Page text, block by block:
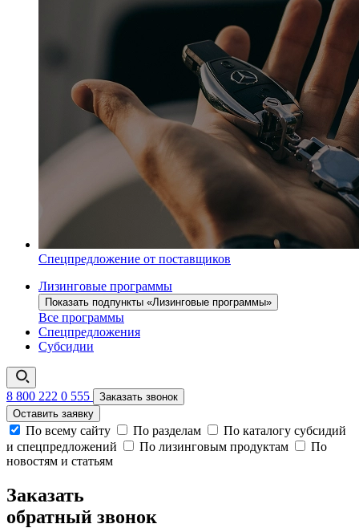
Спецпредложение от поставщиков
Лизинговые программы
Показать подпункты «Лизинговые программы»
Все программы
Спецпредложения
Субсидии
8 800 222 0 555
Заказать звонок
Оставить заявку
По всему сайту По разделам
По каталогу субсидий
и спецпредложений
По лизинговым продуктам
По
новостям и статьям
Заказать
обратный звонок